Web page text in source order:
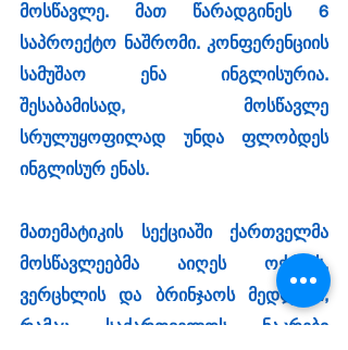
მოსწავლე. მათ წარადგინეს 6
საპროექტო ნაშრომი. კონფერენციის
სამუშაო ენა ინგლისურია.
შესაბამისად, მოსწავლე
სრულუყოფილად უნდა ფლობდეს
ინგლისურ ენას.
მათემატიკის სექციაში ქართველმა
მოსწავლეებმა აიღეს ოქროს,
ვერცხლის და ბრინჯაოს მედლები,
რამაც საქართველოს ნაკრები